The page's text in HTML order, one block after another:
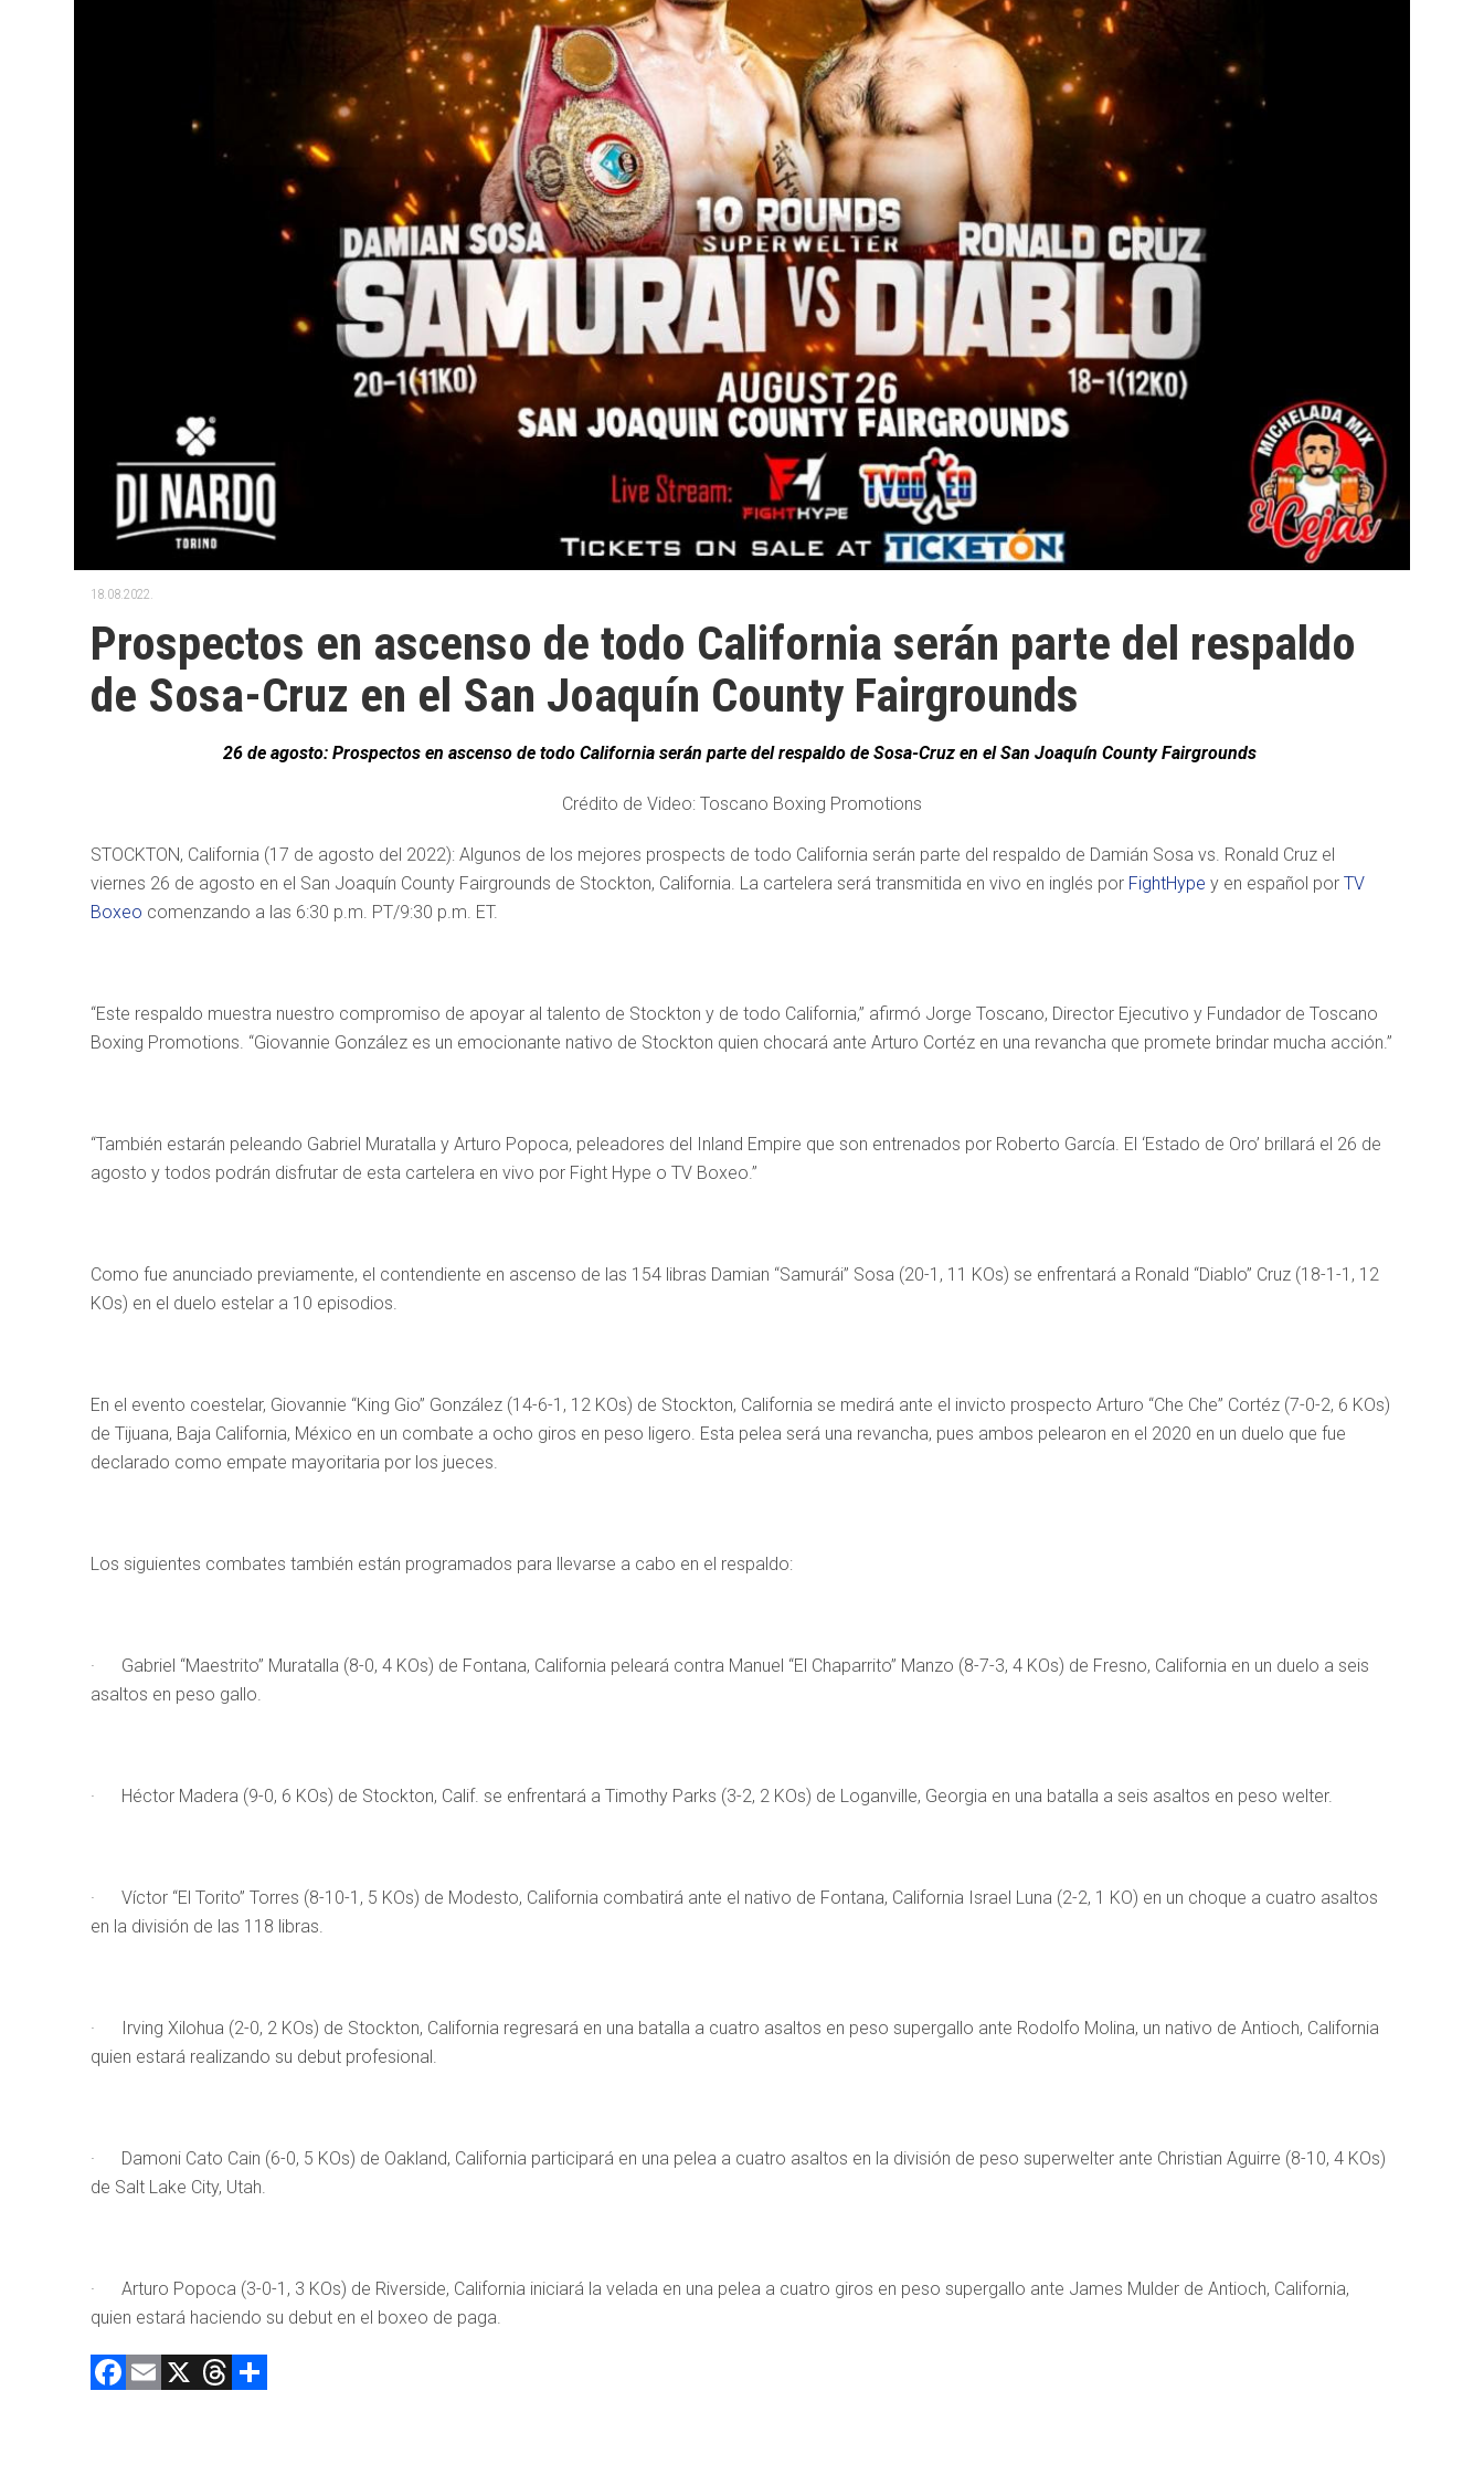
18.08.2022.
Prospectos en ascenso de todo California serán parte del respaldo
de Sosa-Cruz en el San Joaquín County Fairgrounds
26 de agosto: Prospectos en ascenso de todo California serán parte del respaldo de Sosa-Cruz en el San Joaquín County Fairgrounds
Crédito de Video: Toscano Boxing Promotions
STOCKTON, California (17 de agosto del 2022): Algunos de los mejores prospects de todo California serán parte del respaldo de Damián Sosa vs. Ronald Cruz el
viernes 26 de agosto en el San Joaquín County Fairgrounds de Stockton, California. La cartelera será transmitida en vivo en inglés por FightHype y en español por TV
Boxeo comenzando a las 6:30 p.m. PT/9:30 p.m. ET.
“Este respaldo muestra nuestro compromiso de apoyar al talento de Stockton y de todo California,” afirmó Jorge Toscano, Director Ejecutivo y Fundador de Toscano
Boxing Promotions. “Giovannie González es un emocionante nativo de Stockton quien chocará ante Arturo Cortéz en una revancha que promete brindar mucha acción.”
“También estarán peleando Gabriel Muratalla y Arturo Popoca, peleadores del Inland Empire que son entrenados por Roberto García. El ‘Estado de Oro’ brillará el 26 de
agosto y todos podrán disfrutar de esta cartelera en vivo por Fight Hype o TV Boxeo.”
Como fue anunciado previamente, el contendiente en ascenso de las 154 libras Damian “Samurái” Sosa (20-1, 11 KOs) se enfrentará a Ronald “Diablo” Cruz (18-1-1, 12
KOs) en el duelo estelar a 10 episodios.
En el evento coestelar, Giovannie “King Gio” González (14-6-1, 12 KOs) de Stockton, California se medirá ante el invicto prospecto Arturo “Che Che” Cortéz (7-0-2, 6 KOs)
de Tijuana, Baja California, México en un combate a ocho giros en peso ligero. Esta pelea será una revancha, pues ambos pelearon en el 2020 en un duelo que fue
declarado como empate mayoritaria por los jueces.
Los siguientes combates también están programados para llevarse a cabo en el respaldo:
· Gabriel “Maestrito” Muratalla (8-0, 4 KOs) de Fontana, California peleará contra Manuel “El Chaparrito” Manzo (8-7-3, 4 KOs) de Fresno, California en un duelo a seis
asaltos en peso gallo.
· Héctor Madera (9-0, 6 KOs) de Stockton, Calif. se enfrentará a Timothy Parks (3-2, 2 KOs) de Loganville, Georgia en una batalla a seis asaltos en peso welter.
· Víctor “El Torito” Torres (8-10-1, 5 KOs) de Modesto, California combatirá ante el nativo de Fontana, California Israel Luna (2-2, 1 KO) en un choque a cuatro asaltos
en la división de las 118 libras.
· Irving Xilohua (2-0, 2 KOs) de Stockton, California regresará en una batalla a cuatro asaltos en peso supergallo ante Rodolfo Molina, un nativo de Antioch, California
quien estará realizando su debut profesional.
· Damoni Cato Cain (6-0, 5 KOs) de Oakland, California participará en una pelea a cuatro asaltos en la división de peso superwelter ante Christian Aguirre (8-10, 4 KOs)
de Salt Lake City, Utah.
· Arturo Popoca (3-0-1, 3 KOs) de Riverside, California iniciará la velada en una pelea a cuatro giros en peso supergallo ante James Mulder de Antioch, California,
quien estará haciendo su debut en el boxeo de paga.
F E X T